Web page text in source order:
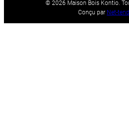
© 2026 Maison Bois Kontio.
Conçu par Net-